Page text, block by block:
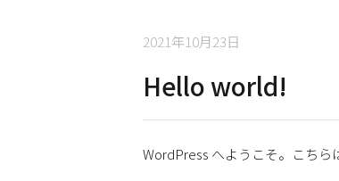
2021年10月23日
Hello world!
WordPress へようこそ。こちら